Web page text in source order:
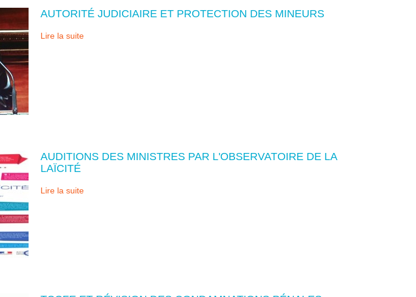
AUTORITÉ JUDICIAIRE ET PROTECTION DES MINEURS
Lire la suite
AUDITIONS DES MINISTRES PAR L'OBSERVATOIRE DE LA
LAÏCITÉ
Lire la suite